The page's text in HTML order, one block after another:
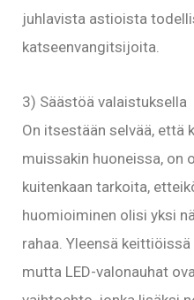
juhlavista astioista
katseenvangitsijoita.
3) Säästöä valaistuksella
On itsestään selvää, että
muissakin huoneissa, on
kuitenkaan tarkoita,
huomioiminen olisi yksi
rahaa. Yleensä
mutta LED-valonauhat